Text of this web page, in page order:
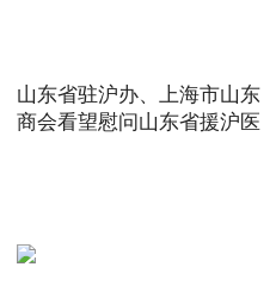
山东省驻沪办、上海市山东
商会看望慰问山东省援沪医